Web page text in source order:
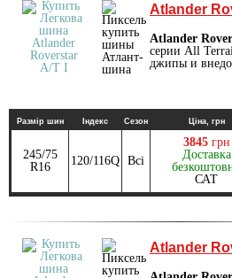
Atlander
Atlander
серии All
джипы и
Размір шин Індекс Сезон Ціна, грн
245/75
R16
120/116Q Всі
3845 грн
Доставка
САТ
Atlander